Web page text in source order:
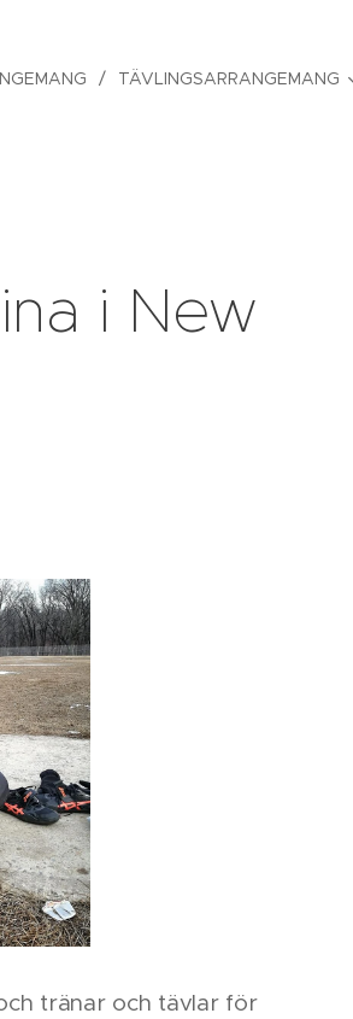
TÄVLINGSARRANGEMANG
i New
tränar och tävlar för